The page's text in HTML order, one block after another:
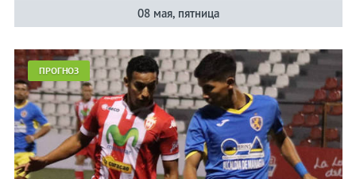
08 мая, пятница
ПРОГНОЗ
Примера
Никарагуа
Лента